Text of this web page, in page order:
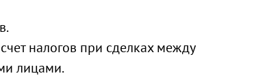
налогов при сделках между
лицами.